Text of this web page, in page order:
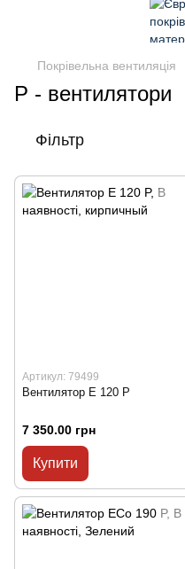
Покрівельна вентиляція
Р - вентилятори
Фільтр
Артикул: 79499
Вентилятор E 120 P
7 350.00 грн
Купити